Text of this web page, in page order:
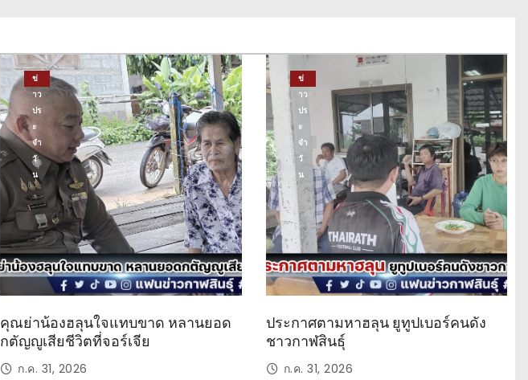
ข่
าว
ปร
ะ
จำ
วั
น
คุณย่าน้องฮลุนใจแทบขาด หลานยอด
กตัญญูเสียชีวิตที่จอร์เจีย
ก.ค. 31, 2026
ข่
าว
ปร
ะ
จำ
วั
น
ประกาศตามหาฮลุน ยูทูปเบอร์คนดัง
ชาวกาฬสินธุ์
ก.ค. 31, 2026